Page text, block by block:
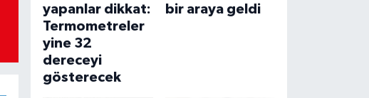
yapanlar dikkat:
Termometreler
yine 32
dereceyi
gösterecek
bir araya geldi